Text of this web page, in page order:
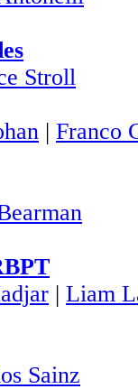
Stroll
| Franco
| Liam
Sainz